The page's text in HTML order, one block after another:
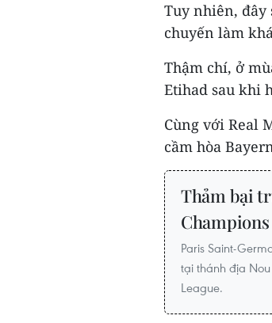
Tuy nhiên, đây
chuyến làm
Thậm chí, ở
Etihad sau khi
Cùng với Real
cầm hòa
Thảm bại
Paris Saint-
tại thánh địa
League.